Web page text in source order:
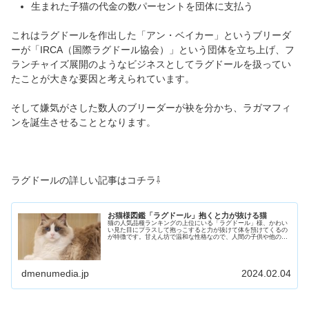
生まれた子猫の代金の数パーセントを団体に支払う
これはラグドールを作出した「アン・ベイカー」というブリーダ
ーが「IRCA（国際ラグドール協会）」という団体を立ち上げ、フ
ランチャイズ展開のようなビジネスとしてラグドールを扱ってい
たことが大きな要因と考えられています。
そして嫌気がさした数人のブリーダーが袂を分かち、ラガマフィ
ンを誕生させることとなります。
ラグドールの詳しい記事はコチラ⇩
お猫様図鑑「ラグドール」抱くと力が抜ける猫
猫の人気品種ランキングの上位にいる「ラグドール」様、かわい
い見た目にプラスして抱っこすると力が抜けて体を預けてくるの
が特徴です。甘えん坊で温和な性格なので、人間の子供や他の動
dmenumedia.jp 2024.02.04